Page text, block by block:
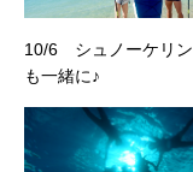
10/6 シュノーケリ
も一緒に♪